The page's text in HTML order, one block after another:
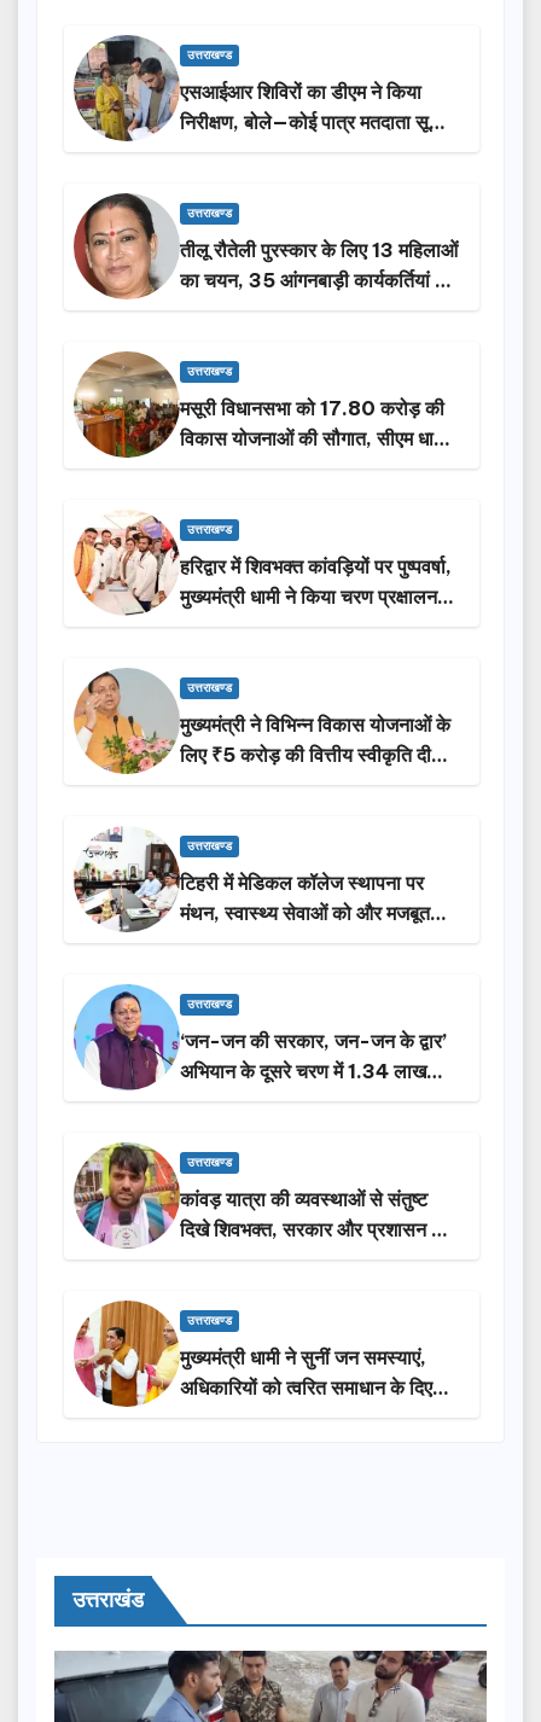
उत्तराखण्ड
एसआईआर शिविरों का डीएम ने किया
निरीक्षण, बोले—कोई पात्र मतदाता सूची
से न छूटे…
उत्तराखण्ड
तीलू रौतेली पुरस्कार के लिए 13 महिलाओं
का चयन, 35 आंगनबाड़ी कार्यकर्तियां भी
होंगी सम्मानित…
उत्तराखण्ड
मसूरी विधानसभा को 17.80 करोड़ की
विकास योजनाओं की सौगात, सीएम धामी
ने किया लोकार्पण-शिलान्यास.
उत्तराखण्ड
हरिद्वार में शिवभक्त कांवड़ियों पर पुष्पवर्षा,
मुख्यमंत्री धामी ने किया चरण प्रक्षालन…
उत्तराखण्ड
मुख्यमंत्री ने विभिन्न विकास योजनाओं के
लिए ₹5 करोड़ की वित्तीय स्वीकृति दी…
उत्तराखण्ड
टिहरी में मेडिकल कॉलेज स्थापना पर
मंथन, स्वास्थ्य सेवाओं को और मजबूत
करेगी सरकार: मुख्यमंत्री धामी…
उत्तराखण्ड
‘जन-जन की सरकार, जन-जन के द्वार’
अभियान के दूसरे चरण में 1.34 लाख
लोगों की भागीदारी…
उत्तराखण्ड
कांवड़ यात्रा की व्यवस्थाओं से संतुष्ट
दिखे शिवभक्त, सरकार और प्रशासन की
सराहना…
उत्तराखण्ड
मुख्यमंत्री धामी ने सुनीं जन समस्याएं,
अधिकारियों को त्वरित समाधान के दिए
निर्देश
उत्तराखंड